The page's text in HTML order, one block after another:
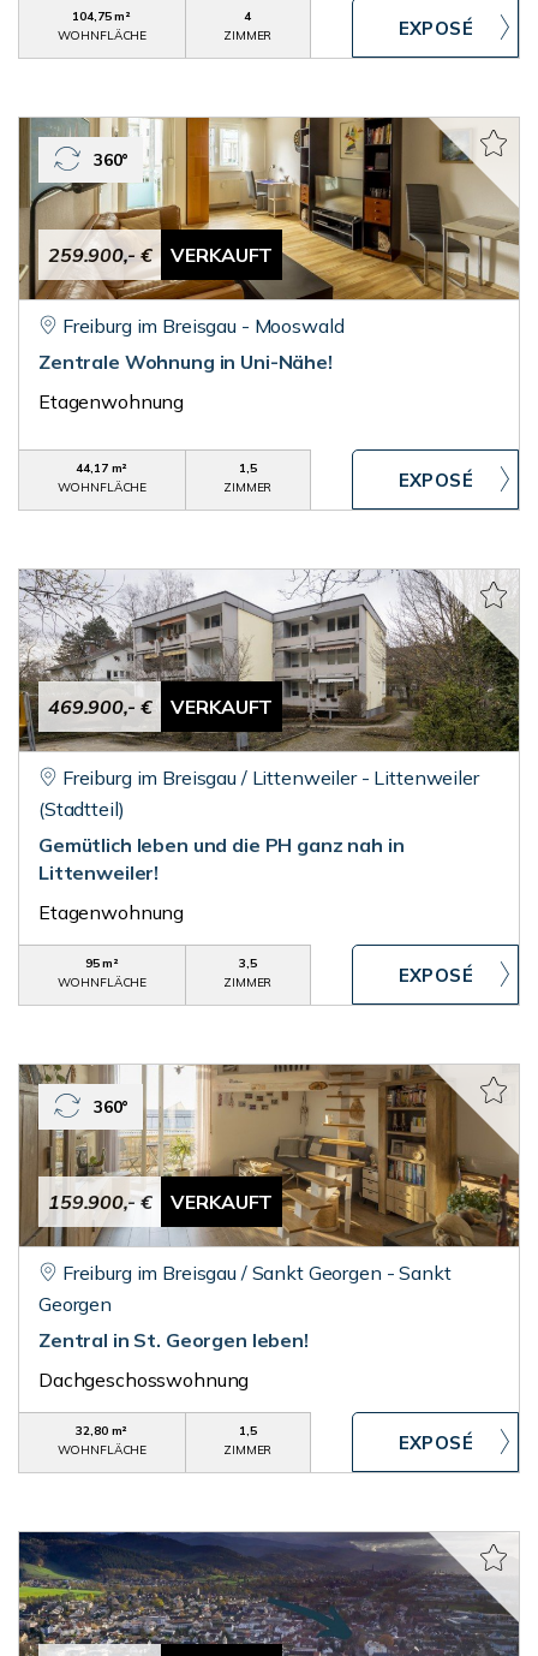
104,75 m²
WOHNFLÄCHE
4
ZIMMER
259.900,- € VERKAUFT
360°
Freiburg im Breisgau - Mooswald
Zentrale Wohnung in Uni-Nähe!
Etagenwohnung
44,17 m²
WOHNFLÄCHE
1,5
ZIMMER
469.900,- € VERKAUFT
Freiburg im Breisgau / Littenweiler - Littenweiler
(Stadtteil)
Gemütlich leben und die PH ganz nah in
Littenweiler!
Etagenwohnung
95 m²
WOHNFLÄCHE
3,5
ZIMMER
159.900,- € VERKAUFT
360°
Freiburg im Breisgau / Sankt Georgen - Sankt
Georgen
Zentral in St. Georgen leben!
Dachgeschosswohnung
32,80 m²
WOHNFLÄCHE
1,5
ZIMMER